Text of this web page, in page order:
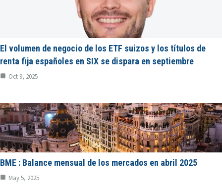
El volumen de negocio de los ETF suizos y los títulos de
renta fija españoles en SIX se dispara en septiembre
Oct 9, 2025
BME : Balance mensual de los mercados en abril 2025
May 5, 2025